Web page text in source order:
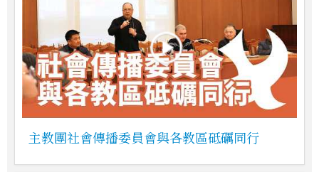
主教團社會傳播委員會與各教區砥礪同行